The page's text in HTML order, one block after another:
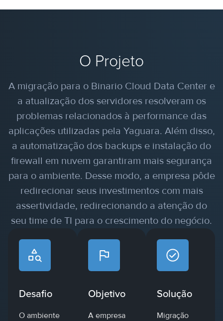
O Projeto
A migração para o Binario Cloud Data Center e
a atualização dos servidores resolveram os
problemas relacionados à performance das
aplicações utilizadas pela Yaguara. Além disso,
a automatização dos backups e instalação do
firewall em nuvem garantiram mais segurança
para o ambiente. Desse modo, a empresa pôde
redirecionar seus investimentos com mais
assertividade, redirecionando a atenção do
seu time de TI para o crescimento do negócio.
Desafio
O ambiente
Objetivo
A empresa
Solução
Migração